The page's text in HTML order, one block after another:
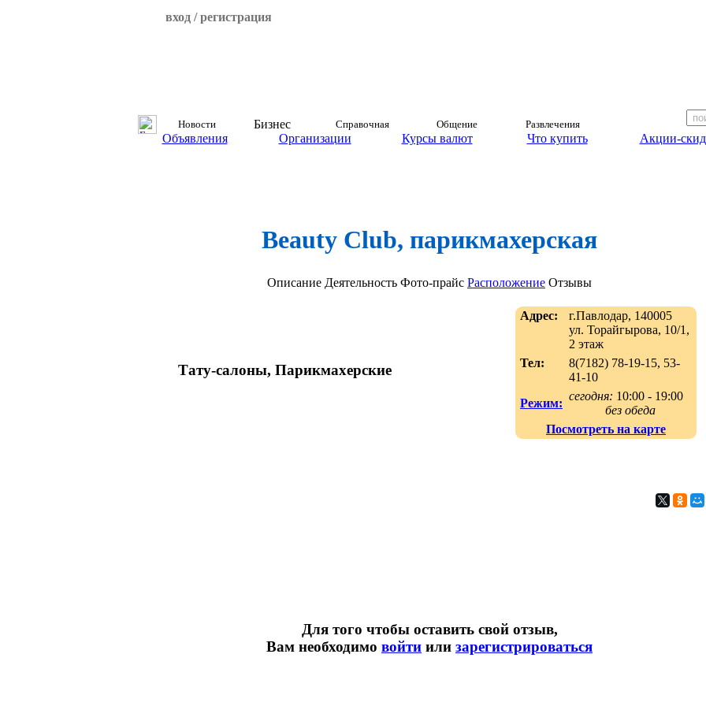
вход / регистрация
Новости Бизнес Справочная Общение Развлечения
Объявления Организации Курсы валют Что купить Акции-
Beauty Club, парикмахерская
Описание Деятельность Фото-прайс Расположение Отзывы
Адрес:
г.Павлодар, 140005
ул. Торайгырова, 10/1,
2 этаж
Тел:
8(7182) 78-19-15, 53-
41-10
Режим:
сегодня: 10:00 - 19:00
без обеда
Посмотреть на карте
Тату-салоны, Парикмахерские
Для того чтобы оставить свой отзыв,
Вам необходимо войти или зарегистрироваться